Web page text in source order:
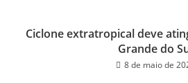
Ciclone extratropical deve
Grande do
8 de maio de